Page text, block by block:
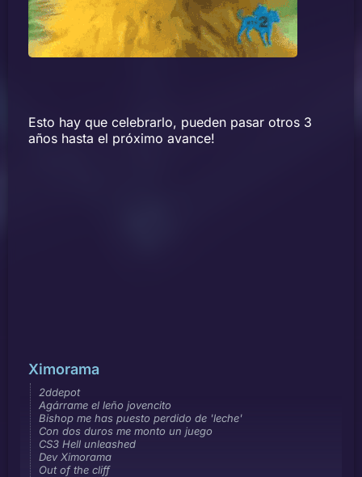
Esto hay que celebrarlo, pueden pasar otros 3
años hasta el próximo avance!
Ximorama
2ddepot
Agárrame el leño jovencito
Bishop me has puesto perdido de 'leche'
Con dos duros me monto un juego
CS3 Hell unleashed
Dev Ximorama
Out of the cliff